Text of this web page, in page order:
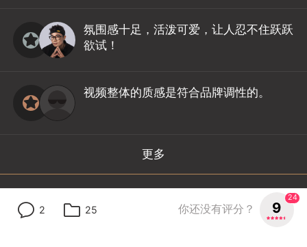
氛围感十足，活泼可爱，让人忍不住跃跃
欲试！
视频整体的质感是符合品牌调性的。
更多
专业评委
2 25 你还没有评分？ 9
24